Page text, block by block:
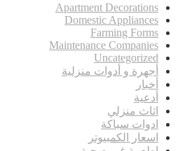
Apartment Decorations
Domestic Appliances
Farming Forms
Maintenance Companies
Uncategorized
أجهرة و أدوات منزلية
أخبار
أدعية
اثاث منزلي
ادوات سباكة
اسعار الكمبيوتر